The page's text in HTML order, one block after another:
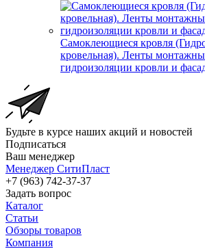
Самоклеющиеся кровля
кровельная). Ленты
гидроизоляции кровли и
Будьте в курсе наших акций и новостей
Подписаться
Ваш менеджер
Менеджер СитиПласт
+7 (963) 742-37-37
Задать вопрос
Каталог
Статьи
Обзоры товаров
Компания